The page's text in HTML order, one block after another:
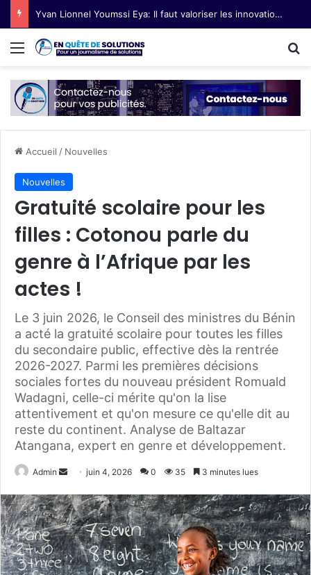
Yvan Lionnel Youmssi Eya: Il faut valoriser les innovations technologiques paysannes
Menu
Accueil / Nouvelles
Nouvelles
Gratuité scolaire pour les
filles : Cotonou parle du
genre à l’Afrique par les
actes !
Le 3 juin 2026, le Conseil des ministres du Bénin
a acté la gratuité scolaire pour toutes les filles
du secondaire public, effective dès la rentrée
2026-2027. Parmi les premières décisions
sociales fortes du nouveau président Romuald
Wadagni, celle-ci mérite qu'on la lise
attentivement et qu'on mesure ce qu'elle dit au
reste du continent. Analyse de Baltazar
Atangana, expert en genre et développement.
Admin
v
o
y
e
r
juin 4, 2026 0 35 3 minutes lues